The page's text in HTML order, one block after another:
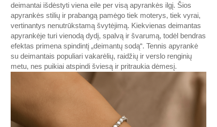
deimantai išdėstyti viena eile per visą apyrankės ilgį. Šios
apyrankės stilių ir prabangą pamėgo tiek moterys, tiek vyrai,
vertinantys nenutrūkstamą švytėjimą. Kiekvienas deimantas
apyrankėje turi vienodą dydį, spalvą ir švarumą, todėl bendras
efektas primena spindintį „deimantų sodą“. Tennis apyrankė
su deimantais populiari vakarėlių, raidžių ir verslo renginių
metu, nes puikiai atspindi šviesą ir pritraukia dėmesį.